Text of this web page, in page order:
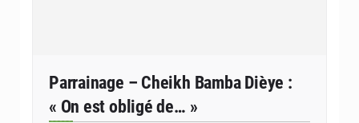
Parrainage – Cheikh Bamba Dièye :
« On est obligé de… »